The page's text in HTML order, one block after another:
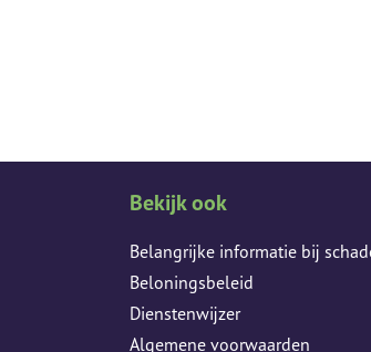
Bekijk ook
Belangrijke informatie bij
Beloningsbeleid
Dienstenwijzer
Algemene voorwaarden